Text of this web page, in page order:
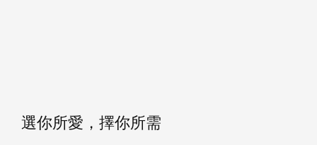
選你所愛，擇你所需